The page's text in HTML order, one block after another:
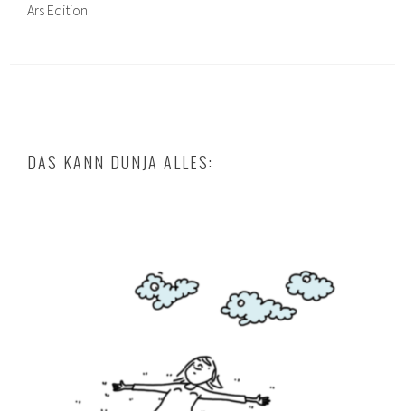
Ars Edition
DAS KANN DUNJA ALLES: